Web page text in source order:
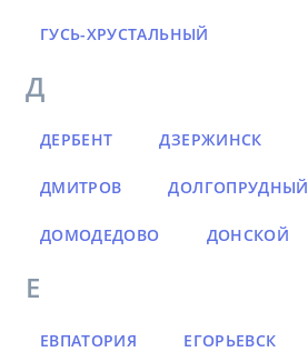
ГУСЬ-ХРУСТАЛЬНЫЙ
Д
ДЕРБЕНТ ДЗЕРЖИНСК
ДМИТРОВ ДОЛГОПРУДНЫЙ
ДОМОДЕДОВО ДОНСКОЙ
Е
ЕВПАТОРИЯ ЕГОРЬЕВСК